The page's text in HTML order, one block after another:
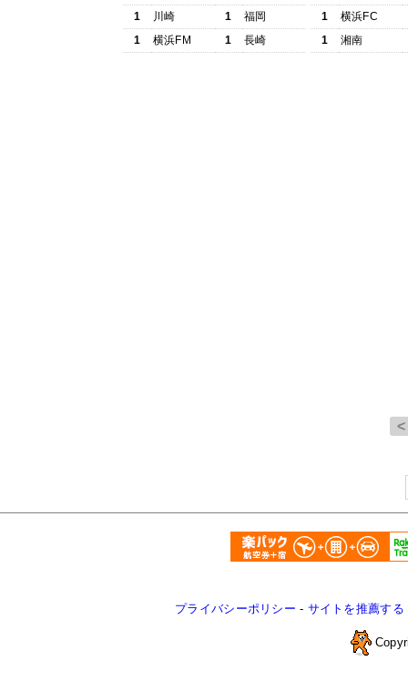
1
川崎 1
福岡
1
横浜FM 1 長崎
1
横浜FC
1
湘南
プライバシーポリシー - サイトを推薦する